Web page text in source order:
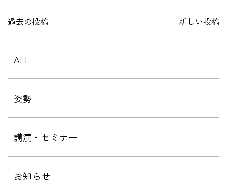
投
ビ
シ
ン
過去の投稿 新しい投稿
ALL
姿勢
講演・セミナー
お知らせ